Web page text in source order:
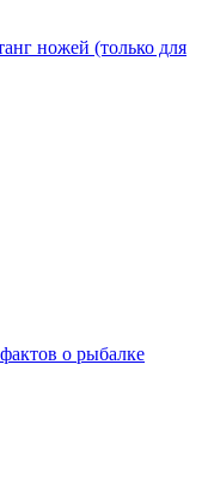
ножей (только для
о рыбалке